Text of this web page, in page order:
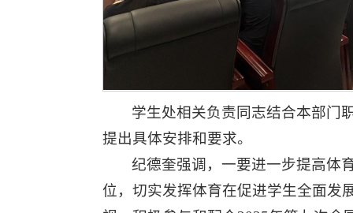
学生处相关负责同志结合本部门
提出具体安排和要求。
纪德奎强调，一要进一步提高体
位，切实发挥体育在促进学生全面发